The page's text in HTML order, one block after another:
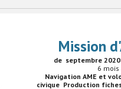
Mission
de septembre 2020
6 mois
Navigation AME et
civique Production